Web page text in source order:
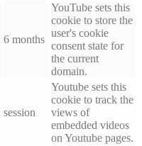
6 months
YouTube sets this
cookie to store the
user's cookie
consent state for
the current
domain.
session
Youtube sets this
cookie to track the
views of
embedded videos
on Youtube pages.